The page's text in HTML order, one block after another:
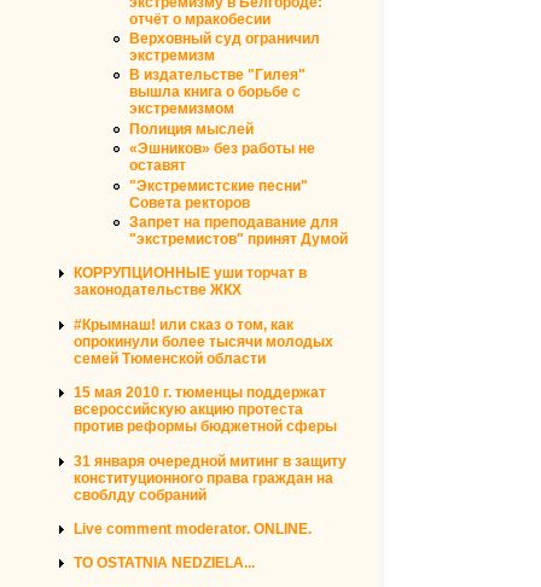
отчёт о мракобесии
Верховный суд ограничил
экстремизм
В издательстве "Гилея"
вышла книга о борьбе с
экстремизмом
Полиция мыслей
«Эшников» без работы не
оставят
"Экстремистские песни"
Совета ректоров
Запрет на преподавание для
"экстремистов" принят Думой
КОРРУПЦИОННЫЕ уши торчат в
законодательстве ЖКХ
#Крымнаш! или сказ о том, как
опрокинули более тысячи молодых
семей Тюменской области
15 мая 2010 г. тюменцы поддержат
всероссийскую акцию протеста
против реформы бюджетной сферы
31 января очередной митинг в защиту
конституционного права граждан на
своблду собраний
Live comment moderator. ONLINE.
TO OSTATNIA NEDZIELA...